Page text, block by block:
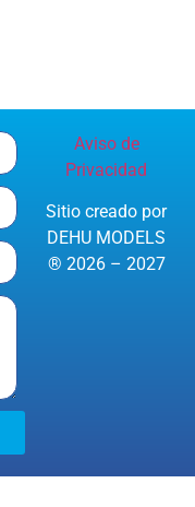
Aviso de
Privacidad
Sitio creado por
DEHU MODELS
® 2026 – 2027